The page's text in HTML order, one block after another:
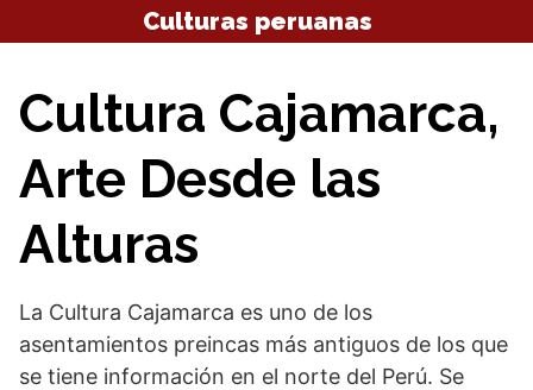
al
Culturas peruanas
Cultura Cajamarca,
Arte Desde las
Alturas
La Cultura Cajamarca es uno de los
asentamientos preincas más antiguos de los que
se tiene información en el norte del Perú. Se